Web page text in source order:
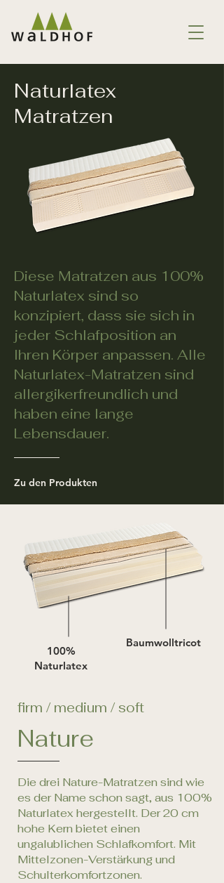
Naturlatex
Matratzen
Diese Matratzen aus 100%
Naturlatex sind so
konzipiert, dass sie sich in
jeder Schlafposition an
Ihren Körper anpassen. Alle
Naturlatex-Matratzen sind
allergikerfreundlich und
haben eine lange
Lebensdauer.
Zu den Produkten
100%
Naturlatex
Baumwolltricot
firm / medium / soft
Nature
Die drei Nature-Matratzen sind wie
es der Name schon sagt, aus 100%
Naturlatex hergestellt. Der 20 cm
hohe Kern bietet einen
ungalublichen Schlafkomfort. Mit
Mittelzonen-Verstärkung und
Schulterkomfortzonen.